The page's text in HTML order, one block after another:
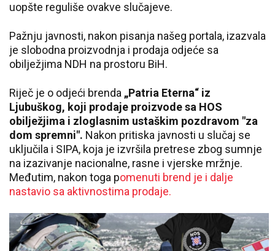
uopšte reguliše ovakve slučajeve.
Pažnju javnosti, nakon pisanja našeg portala, izazvala
je slobodna proizvodnja i prodaja odjeće sa
obilježjima NDH na prostoru BiH.
Riječ je o odjeći brenda „Patria Eterna“ iz
Ljubuškog, koji prodaje proizvode sa HOS
obilježjima i zloglasnim ustaškim pozdravom "za
dom spremni". Nakon pritiska javnosti u slučaj se
uključila i SIPA, koja je izvršila pretrese zbog sumnje
na izazivanje nacionalne, rasne i vjerske mržnje.
Međutim, nakon toga pomenuti brend je i dalje
nastavio sa aktivnostima prodaje.